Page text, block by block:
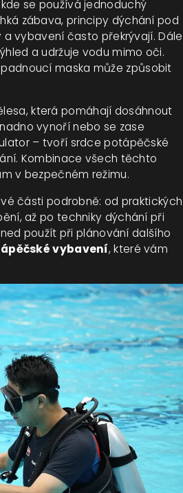
se používá jednoduchý
zábava, principy dýchání pod
vybavení často překrývají. Dále
a udržuje vodu mimo oči.
maska může způsobit
která pomáhají dosáhnout
vynoří nebo se zase
– tvoří srdce potápěčské
Kombinace všech těchto
v bezpečném režimu.
části podrobně: od praktických
až po techniky dýchání při
použít při plánování dalšího
vybavení, které vám